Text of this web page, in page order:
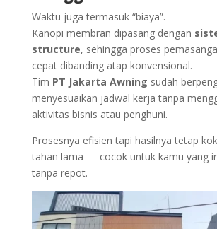
Waktu juga termasuk “biaya”.
Kanopi membran dipasang dengan
structure, sehingga proses
cepat dibanding atap konvensional.
Tim PT Jakarta Awning sudah
menyesuaikan jadwal kerja tanpa
aktivitas bisnis atau penghuni.
Prosesnya efisien tapi hasilnya tetap
tahan lama — cocok untuk kamu yang
tanpa repot.